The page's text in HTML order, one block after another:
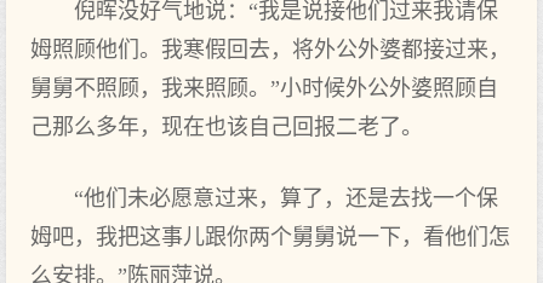
倪晖没好气地说：“我是说接他们过来我请保
姆照顾他们。我寒假回去，将外公外婆都接过来，
舅舅不照顾，我来照顾。”小时候外公外婆照顾自
己那么多年，现在也该自己回报二老了。
“他们未必愿意过来，算了，还是去找一个保
姆吧，我把这事儿跟你两个舅舅说一下，看他们怎
么安排。”陈丽萍说。